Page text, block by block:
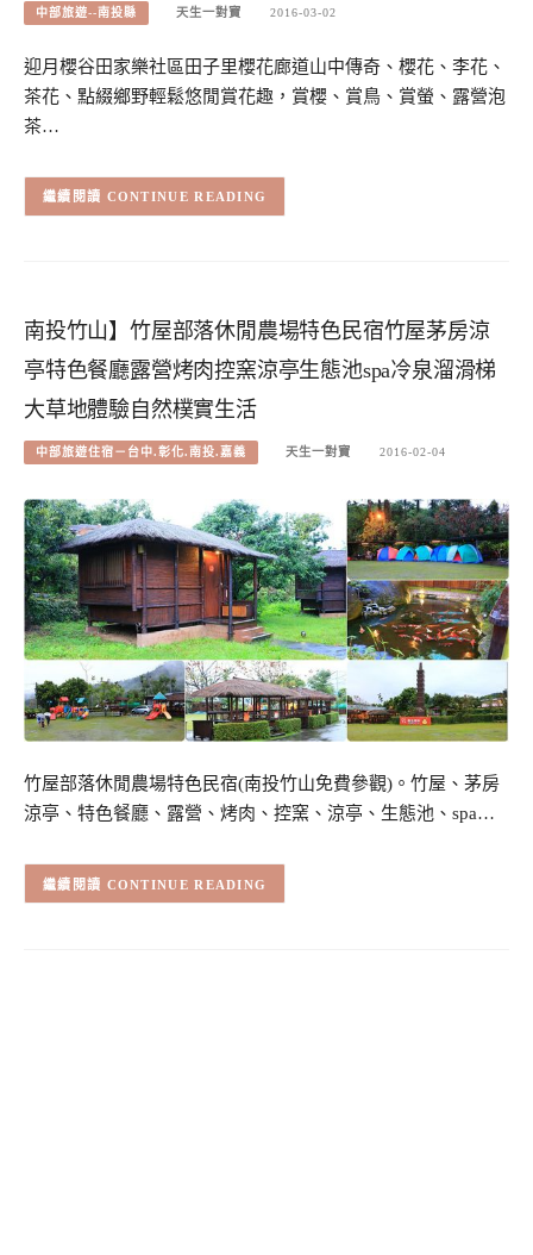
中部旅遊--南投縣 天生一對寶 2016-03-02
迎月櫻谷田家樂社區田子里櫻花廊道山中傳奇、櫻花、李花、
茶花、點綴鄉野輕鬆悠閒賞花趣，賞櫻、賞鳥、賞螢、露營泡
茶…
CONTINUE READING
南投竹山】竹屋部落休閒農場特色民宿竹屋茅房涼
亭特色餐廳露營烤肉控窯涼亭生態池spa冷泉溜滑梯
大草地體驗自然樸實生活
中部旅遊住宿－台中.彰化.南投.嘉義 天生一對寶 2016-02-04
竹屋部落休閒農場特色民宿(南投竹山免費參觀)。竹屋、茅房
涼亭、特色餐廳、露營、烤肉、控窯、涼亭、生態池、spa…
CONTINUE READING